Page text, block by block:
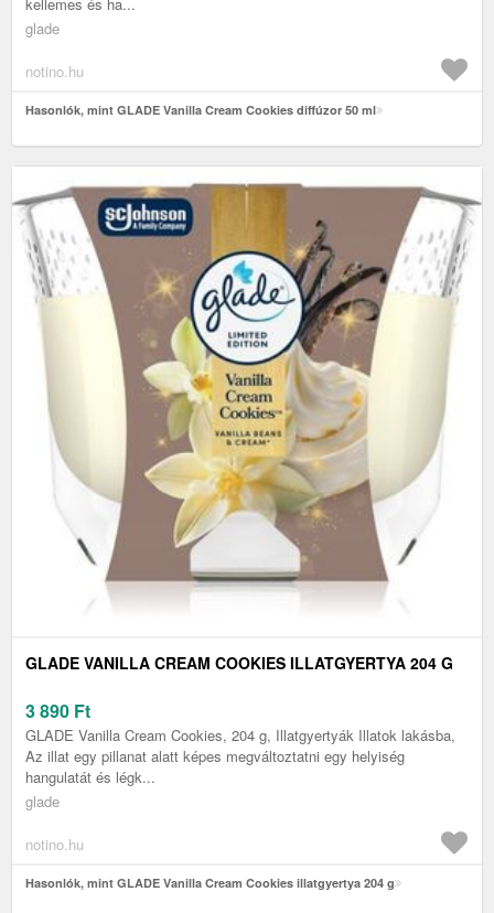
kellemes és ha...
glade
notino.hu
Hasonlók, mint GLADE Vanilla Cream Cookies diffúzor 50 ml
GLADE VANILLA CREAM COOKIES ILLATGYERTYA 204 G
3 890 Ft
GLADE Vanilla Cream Cookies, 204 g, Illatgyertyák Illatok lakásba,
Az illat egy pillanat alatt képes megváltoztatni egy helyiség
hangulatát és légk...
glade
notino.hu
Hasonlók, mint GLADE Vanilla Cream Cookies illatgyertya 204 g